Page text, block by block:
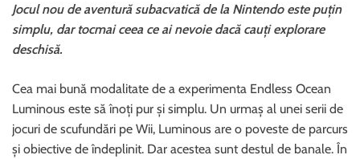
Jocul nou de aventură subacvatică de la Nintendo este puțin
simplu, dar tocmai ceea ce ai nevoie dacă cauți explorare
deschisă.
Cea mai bună modalitate de a experimenta Endless Ocean
Luminous este să înoți pur și simplu. Un urmaș al unei serii de
jocuri de scufundări pe Wii, Luminous are o poveste de parcurs
și obiective de îndeplinit. Dar acestea sunt destul de banale. În